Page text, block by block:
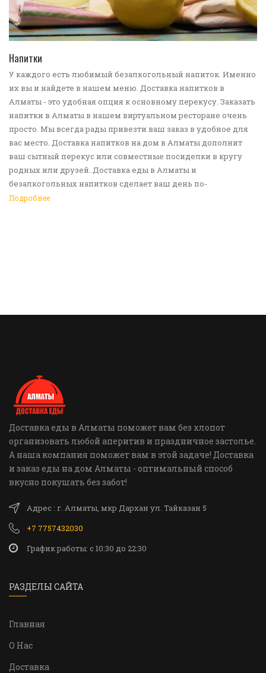
Напитки
У каждого есть любимый безалкогольный напиток. Именно
их вы и найдете в нашем меню. Доставка напитков в
Алматы - это удобная опция к основному перекусу. Заказать
напитки в Алматы в нашем виртуальном ресторане очень
просто. Мы всегда рады привезти ваш заказ в удобное для
вас место. Доставка напитков на дом в Алматы дополнит
ваш сытный перекус или совместные посиделки в кругу
родных или друзей. Доставка еды в Алматы и
безалкогольных напитков сделает ваш день по-
настоящему ярким и беззаботным. Обращайтесь к нам за
Подробнее
Доставка еды в Алматы поможет вам без хлопот
организовать любой аперитив и праздничное застолье.
А наша компания поможет вам в этой задаче! Доставка
и заказ еды на дом Алматы - оптимальный способ
вкусно покушать без забот!
Адрес : г. Алматы, мкр Дархан ул. Тайказан 5
+7 7757432030
График работы: c 10:30 до 22:30
РАЗДЕЛЫ САЙТА
Главная
О Нас
Доставка